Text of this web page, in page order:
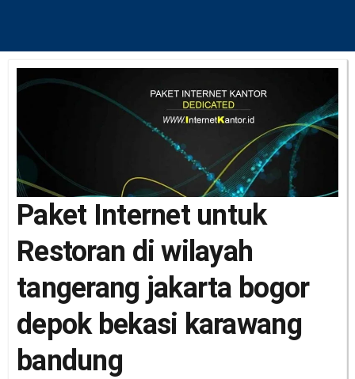
Paket Internet untuk
Restoran di wilayah
tangerang jakarta bogor
depok bekasi karawang
bandung